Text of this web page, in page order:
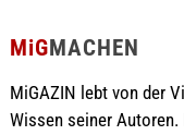
MiGMACHEN
MiGAZIN lebt von der
Wissen seiner